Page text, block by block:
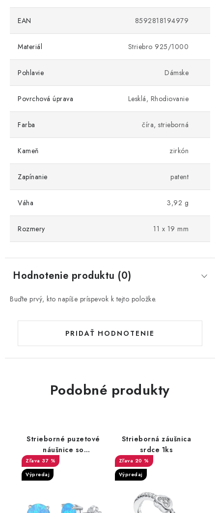
EAN 8592818194979
Materiál Striebro 925/1000
Pohlavie Dámske
Povrchová úprava Lesklá, Rhodiovanie
Farba číra, strieborná
Kameň zirkón
Zapínanie patent
Váha 3,92 g
Rozmery 11 x 19 mm
Hodnotenie produktu (0)
Buďte prvý, kto napíše príspevok k tejto položke.
PRIDAŤ HODNOTENIE
Podobné produkty
Strieborné puzetové
náušnice so
syntetickým svetlo
modrým opálom
37 %
Výpredaj
Strieborná záušnica
srdce 1ks
20 %
Výpredaj